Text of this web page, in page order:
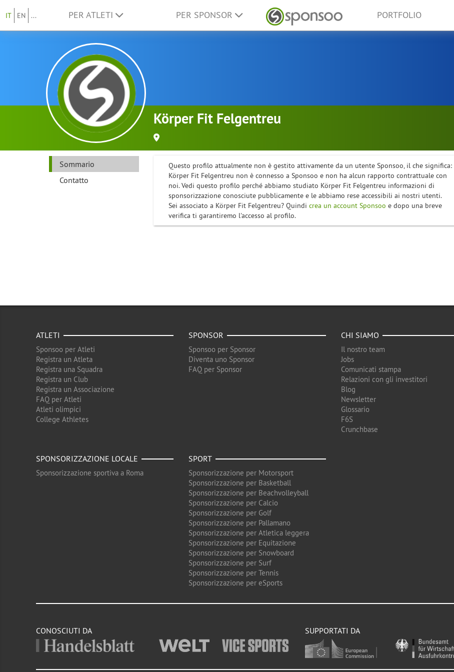
IT EN ... PER ATLETI PER SPONSOR PORTFOLIO
Körper Fit Felgentreu
Sommario
Contatto
Questo profilo attualmente non è gestito attivamente da un utente Sponsoo, il che significa:
Körper Fit Felgentreu non è connesso a Sponsoo e non ha alcun rapporto contrattuale con
noi. Vedi questo profilo perché abbiamo studiato Körper Fit Felgentreu informazioni di
sponsorizzazione conosciute pubblicamente e le abbiamo rese accessibili ai nostri utenti.
Sei associato a Körper Fit Felgentreu? Quindi crea un account Sponsoo e dopo una breve
verifica ti garantiremo l'accesso al profilo.
ATLETI
Sponsoo per Atleti
Registra un Atleta
Registra una Squadra
Registra un Club
Registra un Associazione
FAQ per Atleti
Atleti olimpici
College Athletes
SPONSOR
Sponsoo per Sponsor
Diventa uno Sponsor
FAQ per Sponsor
CHI SIAMO
Il nostro team
Jobs
Comunicati stampa
Relazioni con gli investitori
Blog
Newsletter
Glossario
F6S
Crunchbase
SPONSORIZZAZIONE LOCALE
Sponsorizzazione sportiva a Roma
SPORT
Sponsorizzazione per Motorsport
Sponsorizzazione per Basketball
Sponsorizzazione per Beachvolleyball
Sponsorizzazione per Calcio
Sponsorizzazione per Golf
Sponsorizzazione per Pallamano
Sponsorizzazione per Atletica leggera
Sponsorizzazione per Equitazione
Sponsorizzazione per Snowboard
Sponsorizzazione per Surf
Sponsorizzazione per Tennis
Sponsorizzazione per eSports
CONOSCIUTI DA SUPPORTATI DA